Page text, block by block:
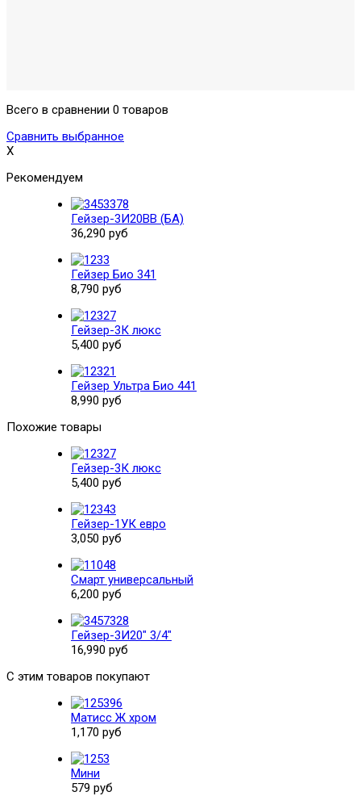
Всего в сравнении 0 товаров
Сравнить выбранное
X
Рекомендуем
Гейзер-3И20BB (БА)
36,290 руб
Гейзер Био 341
8,790 руб
Гейзер-3К люкс
5,400 руб
Гейзер Ультра Био 441
8,990 руб
Похожие товары
Гейзер-3К люкс
5,400 руб
Гейзер-1УК евро
3,050 руб
Смарт универсальный
6,200 руб
Гейзер-3И20" 3/4"
16,990 руб
С этим товаров покупают
Матисс Ж хром
1,170 руб
Мини
579 руб